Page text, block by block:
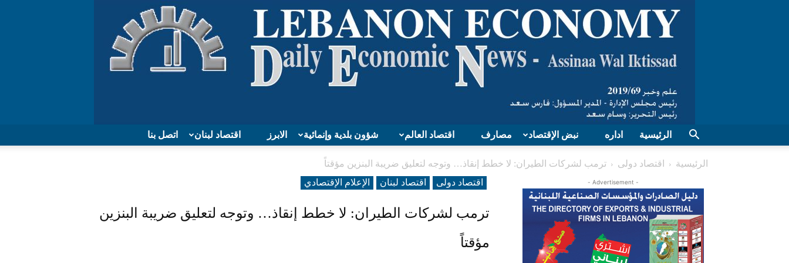
Lebanon
اتصل بنا اقتصاد لبنان الابرز شؤون بلدية وإنمائية اقتصاد العالم مصارف نبض الإقتصاد اداره الرئيسية
الرئيسية اقتصاد دولی
ترمب لشركات الطيران: لا خطط إنقاذ… وتوجه لتعليق ضريبة البنزين مؤقتاً
اقتصاد دولی
اقتصاد لبنان الإعلام الإقتصادي
ترمب لشركات الطيران: لا خطط إنقاذ… وتوجه لتعليق ضريبة البنزين
مؤقتاً
- Advertisement -